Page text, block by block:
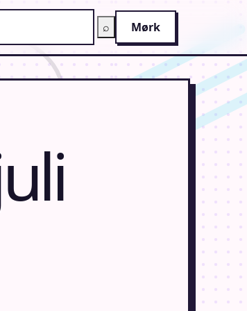
⌕ Mørk